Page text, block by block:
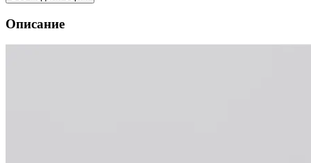
Описание